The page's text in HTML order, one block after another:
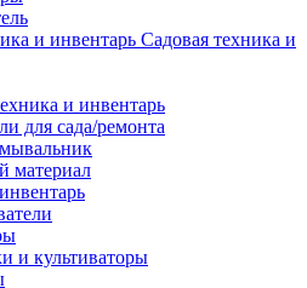
Садовая техника и
и инвентарь
для сада/ремонта
материал
и культиваторы